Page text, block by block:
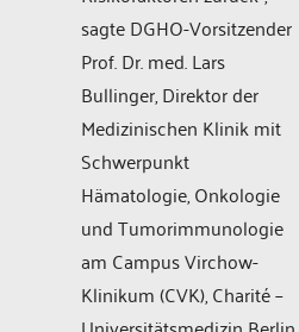
sagte DGHO-Vorsitzender
Prof. Dr. med. Lars
Bullinger, Direktor der
Medizinischen Klinik mit
Schwerpunkt
Hämatologie, Onkologie
und Tumorimmunologie
am Campus Virchow-
Klinikum (CVK), Charité –